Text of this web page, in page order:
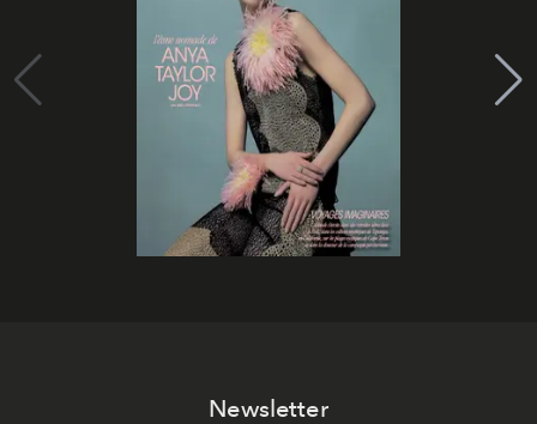
Newsletter